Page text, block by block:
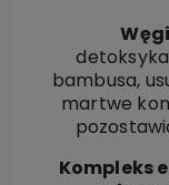
bambusa,
martwe
Kompleks